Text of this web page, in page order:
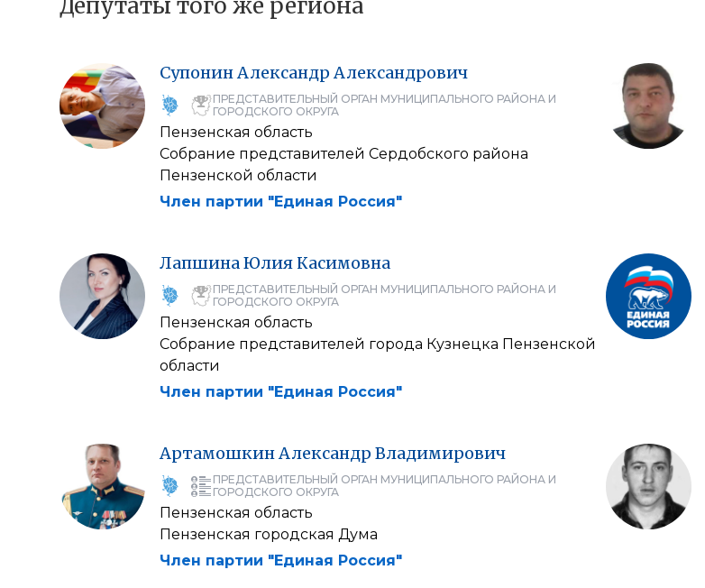
Депутаты того же региона
СупонинАлександр Александрович
ПРЕДСТАВИТЕЛЬНЫЙ ОРГАН МУНИЦИПАЛЬНОГО РАЙОНА И
ГОРОДСКОГО ОКРУГА
Пензенская область
Собрание представителей Сердобского района
Пензенской области
Член партии "Единая Россия"
ЛапшинаЮлия Касимовна
ПРЕДСТАВИТЕЛЬНЫЙ ОРГАН МУНИЦИПАЛЬНОГО РАЙОНА И
ГОРОДСКОГО ОКРУГА
Пензенская область
Собрание представителей города Кузнецка Пензенской
области
Член партии "Единая Россия"
АртамошкинАлександр Владимирович
ПРЕДСТАВИТЕЛЬНЫЙ ОРГАН МУНИЦИПАЛЬНОГО РАЙОНА И
ГОРОДСКОГО ОКРУГА
Пензенская область
Пензенская городская Дума
Член партии "Единая Россия"